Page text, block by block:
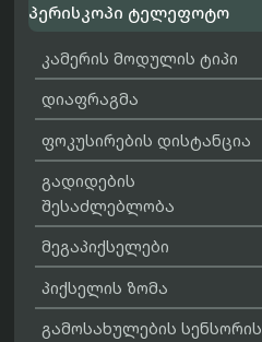
პერისკოპი ტელეფოტო
კამერის მოდულის ტიპი
დიაფრაგმა
ფოკუსირების დისტანცია
გადიდების
შესაძლებლობა
მეგაპიქსელები
პიქსელის ზომა
გამოსახულების სენსორის